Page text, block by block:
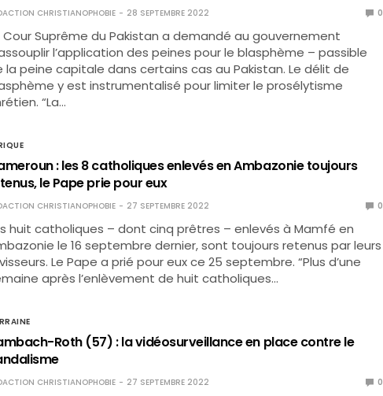
CHRISTIANOPHOBIE 28 SEPTEMBRE 2022 0
Cour Suprême du Pakistan a demandé au gouvernement
l’application des peines pour le blasphème – passible
la peine capitale dans certains cas au Pakistan. Le délit de
y est instrumentalisé pour limiter le prosélytisme
“La…
: les 8 catholiques enlevés en Ambazonie toujours
le Pape prie pour eux
CHRISTIANOPHOBIE 27 SEPTEMBRE 2022 0
huit catholiques – dont cinq prêtres – enlevés à Mamfé en
le 16 septembre dernier, sont toujours retenus par leurs
Le Pape a prié pour eux ce 25 septembre. “Plus d’une
après l’enlèvement de huit catholiques…
Roth (57) : la vidéosurveillance en place contre le
CHRISTIANOPHOBIE 27 SEPTEMBRE 2022 0